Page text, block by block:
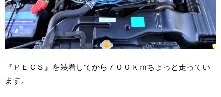
『ＰＥＣＳ』を装着してから７００ｋｍちょっと走ってい
ます。